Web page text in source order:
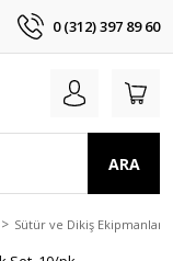
0 (312) 397 89 60
ARA
Sütür ve Dikiş Ekipmanları